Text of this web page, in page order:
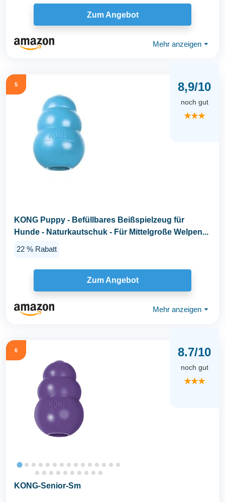
Leckerlis...
Zum Angebot
Mehr anzeigen ⏷
5 8,9/10
noch gut
★★★
KONG Puppy - Befüllbares Beißspielzeug für
Hunde - Naturkautschuk - Für Mittelgroße Welpen...
22 % Rabatt
Zum Angebot
Mehr anzeigen ⏷
6 8.7/10
noch gut
★★★
KONG-Senior-Sm